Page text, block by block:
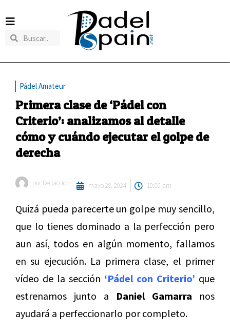
Pádel Amateur
Primera clase de ‘Pádel con
Criterio’: analizamos al detalle
cómo y cuándo ejecutar el golpe de
derecha
por Redaccion mayo 28, 2024 10:00 am
Quizá pueda parecerte un golpe muy sencillo,
que lo tienes dominado a la perfección pero
aun así, todos en algún momento, fallamos
en su ejecución. La primera clase, el primer
vídeo de la sección ‘Pádel con Criterio’ que
estrenamos junto a Daniel Gamarra nos
ayudará a perfeccionarlo por completo.